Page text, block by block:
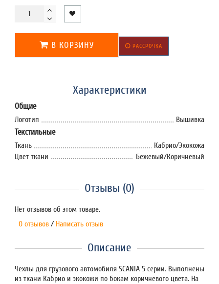
В КОРЗИНУ РАССРОЧКА
Характеристики
Общие
Логотип Вышивка
Текстильные
Ткань
Кабрио/Экокожа
Цвет ткани
Бежевый/Коричневый
Отзывы (0)
Нет отзывов об этом товаре.
0 отзывов / Написать отзыв
Описание
Чехлы для грузового автомобиля SCANIA 5 серии. Выполнены
из ткани Кабрио и экокожи по бокам коричневого цвета. На